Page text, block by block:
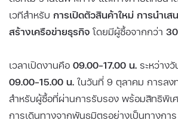
เวทีสำหรับ การเปิดตัวสินค้าใหม่ การนำเส
สร้างเครือข่ายธุรกิจ โดยมีผู้ซื้อจากกว่า
เวลาเปิดงานคือ 09.00–17.00 น. ระหว่าง
09.00–15.00 น. ในวันที่ 9 ตุลาคม การลง
สำหรับผู้ซื้อที่ผ่านการรับรอง พร้อมสิทธิพิเ
การเดินทางจากพันธมิตรอย่างเป็นทางการ